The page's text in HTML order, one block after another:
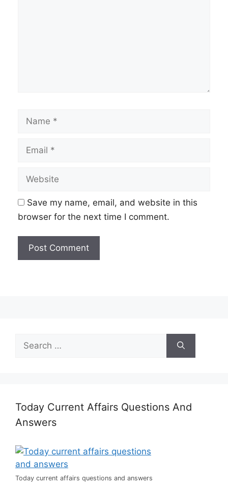
Save my name, email, and website in this
browser for the next time I comment.
for:
Today Current Affairs Questions And
Answers
Today current affairs questions and answers